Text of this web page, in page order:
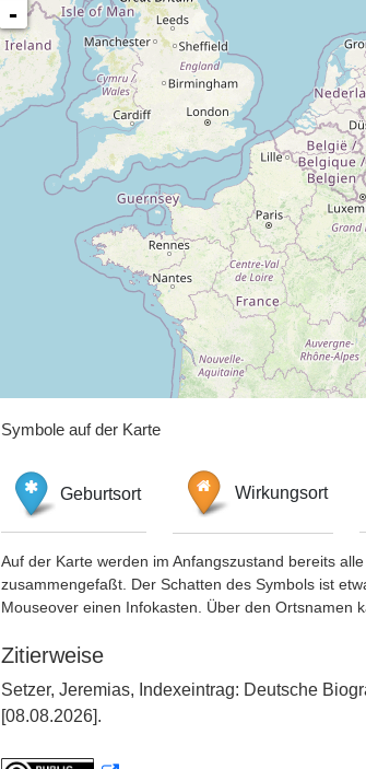
-
Symbole auf der Karte
Geburtsort Wirkungsort
Auf der Karte werden im Anfangszustand bereits
zusammengefaßt. Der Schatten des Symbols ist
Mouseover einen Infokasten. Über den Ortsnamen
Zitierweise
Setzer, Jeremias, Indexeintrag: Deutsche
[08.08.2026].